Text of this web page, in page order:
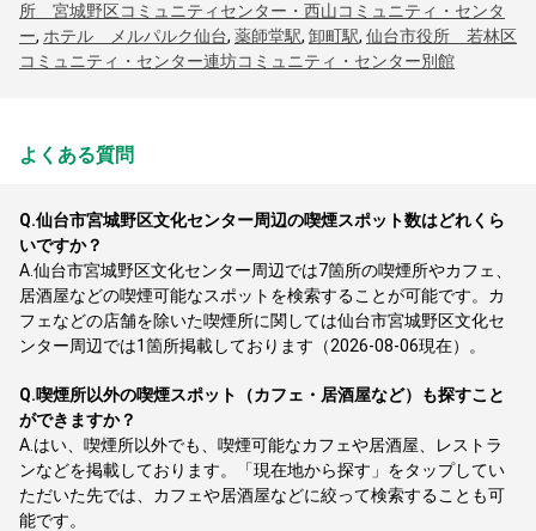
所 宮城野区コミュニティセンター・西山コミュニティ・センタ
ー, ホテル メルパルク仙台, 薬師堂駅, 卸町駅, 仙台市役所 若林区
コミュニティ・センター連坊コミュニティ・センター別館
よくある質問
Q.仙台市宮城野区文化センター周辺の喫煙スポット数はどれくら
いですか？
A.仙台市宮城野区文化センター周辺では7箇所の喫煙所やカフェ、
居酒屋などの喫煙可能なスポットを検索することが可能です。カ
フェなどの店舗を除いた喫煙所に関しては仙台市宮城野区文化セ
ンター周辺では1箇所掲載しております（2026-08-06現在）。
Q.喫煙所以外の喫煙スポット（カフェ・居酒屋など）も探すこと
ができますか？
A. はい、喫煙所以外でも、喫煙可能なカフェや居酒屋、レストラ
ンなどを掲載しております。「現在地から探す」をタップしてい
ただいた先では、カフェや居酒屋などに絞って検索することも可
能です。